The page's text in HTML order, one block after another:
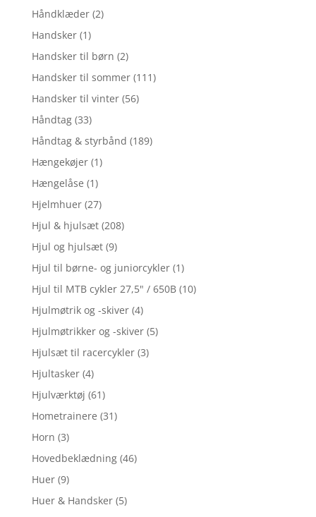
Håndklæder (2)
Handsker (1)
Handsker til børn (2)
Handsker til sommer (111)
Handsker til vinter (56)
Håndtag (33)
Håndtag & styrbånd (189)
Hængekøjer (1)
Hængelåse (1)
Hjelmhuer (27)
Hjul & hjulsæt (208)
Hjul og hjulsæt (9)
Hjul til børne- og juniorcykler (1)
Hjul til MTB cykler 27,5" / 650B (10)
Hjulmøtrik og -skiver (4)
Hjulmøtrikker og -skiver (5)
Hjulsæt til racercykler (3)
Hjultasker (4)
Hjulværktøj (61)
Hometrainere (31)
Horn (3)
Hovedbeklædning (46)
Huer (9)
Huer & Handsker (5)